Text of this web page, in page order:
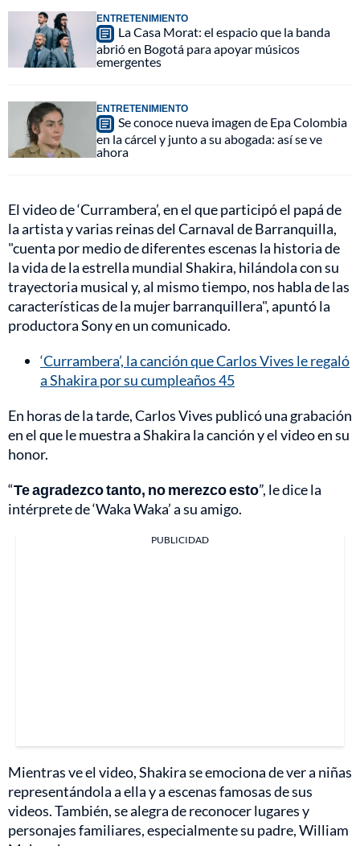
ENTRETENIMIENTO
La Casa Morat: el espacio que la banda
abrió en Bogotá para apoyar músicos
emergentes
ENTRETENIMIENTO
Se conoce nueva imagen de Epa Colombia
en la cárcel y junto a su abogada: así se ve
ahora
El video de ‘Currambera’, en el que participó el papá de
la artista y varias reinas del Carnaval de Barranquilla,
"cuenta por medio de diferentes escenas la historia de
la vida de la estrella mundial Shakira, hilándola con su
trayectoria musical y, al mismo tiempo, nos habla de las
características de la mujer barranquillera", apuntó la
productora Sony en un comunicado.
‘Currambera’, la canción que Carlos Vives le regaló
a Shakira por su cumpleaños 45
En horas de la tarde, Carlos Vives publicó una grabación
en el que le muestra a Shakira la canción y el video en su
honor.
“Te agradezco tanto, no merezco esto”, le dice la
intérprete de ‘Waka Waka’ a su amigo.
PUBLICIDAD
Mientras ve el video, Shakira se emociona de ver a niñas
representándola a ella y a escenas famosas de sus
videos. También, se alegra de reconocer lugares y
personajes familiares, especialmente su padre, William